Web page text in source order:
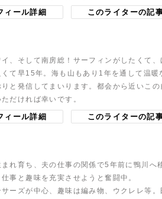
ィール詳細 このライターの記
、そして南房総！サーフィンがしたくて
て早15年。海も山もあり1年を通して温
りと発信してまいります。都会から近いこ
だければ幸いです。
ィール詳細 このライターの記
れ育ち、夫の仕事の関係で5年前に鴨川へ
事と趣味を充実させようと奮闘中。
ーズが中心、趣味は編み物、ウクレレ等